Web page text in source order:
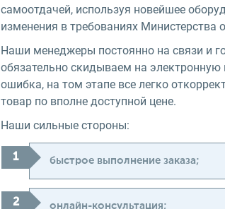
самоотдачей, используя новейшее
изменения в требованиях
Наши менеджеры постоянно на связи и
обязательно скидываем на
ошибка, на том этапе все легко
товар по вполне доступной цене.
Наши сильные стороны:
быстрое выполнение заказа;
онлайн-консультация;